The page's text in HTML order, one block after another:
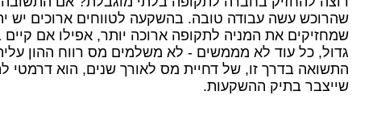
שהרוכש עשה עבודה טובה. בהשקעה לטווחים ארוכים יש
שמחזיקים את המניה לתקופה ארוכה יותר, אפילו אם
גדול, כל עוד לא מממשים - לא משלמים מס רווח ההון
התשואה בדרך זו, של דחיית מס לאורך שנים, הוא דרמטי
שייצבר בתיק ההשקעות.